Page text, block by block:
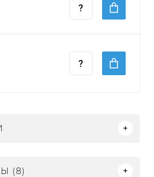
(8)